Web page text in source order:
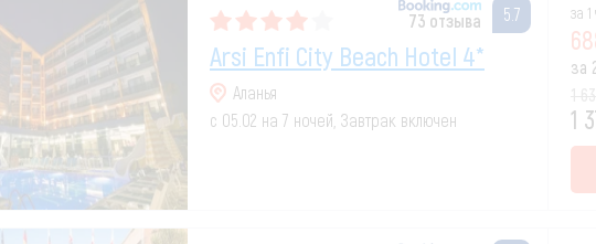
73 отзыва 5.7
Arsi Enfi City Beach Hotel 4*
Аланья
с 05.02 на 7 ночей, Завтрак включен
за
за
1